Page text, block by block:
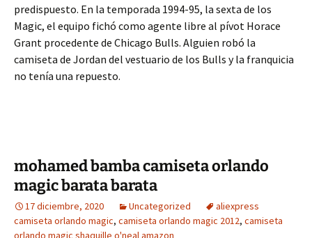
predispuesto. En la temporada 1994-95, la sexta de los
Magic, el equipo fichó como agente libre al pívot Horace
Grant procedente de Chicago Bulls. Alguien robó la
camiseta de Jordan del vestuario de los Bulls y la franquicia
no tenía una repuesto.
mohamed bamba camiseta orlando
magic barata barata
17 diciembre, 2020 Uncategorized
aliexpress
camiseta orlando magic, camiseta orlando magic 2012, camiseta
orlando magic shaquille o'neal amazon